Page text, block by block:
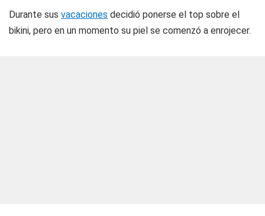
Durante sus vacaciones decidió ponerse el top sobre el
bikini, pero en un momento su piel se comenzó a enrojecer.